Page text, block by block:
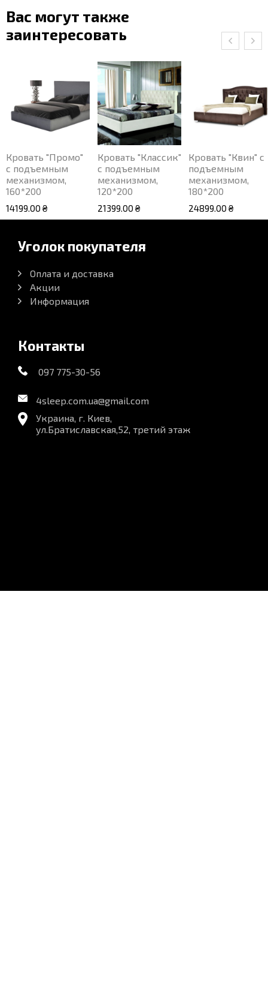
Вас могут также
заинтересовать
Кровать "Промо"
с подъемным
механизмом,
160*200
14199.00 ₴
Кровать "Классик"
с подъемным
механизмом,
120*200
21399.00 ₴
Кровать "Квин" с
подъемным
механизмом,
180*200
24899.00 ₴
Уголок покупателя
Оплата и доставка
Акции
Информация
Контакты
097 775-30-56
4sleep.com.ua@gmail.com
Украина, г. Киев,
ул.Братиславская,52, третий этаж